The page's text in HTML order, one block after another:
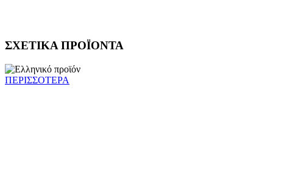
ΣΧΕΤΙΚΑ ΠΡΟΪΟΝΤΑ
ΠΕΡΙΣΣΟΤΕΡΑ